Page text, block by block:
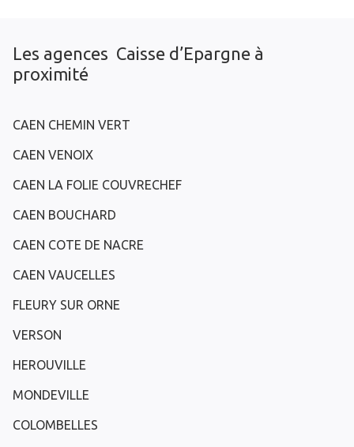
Les agences Caisse d’Epargne à
proximité
CAEN CHEMIN VERT
CAEN VENOIX
CAEN LA FOLIE COUVRECHEF
CAEN BOUCHARD
CAEN COTE DE NACRE
CAEN VAUCELLES
FLEURY SUR ORNE
VERSON
HEROUVILLE
MONDEVILLE
COLOMBELLES